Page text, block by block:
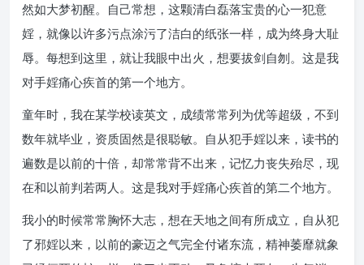
然如大梦初醒。自己常想，这颗清白磊落宝贵的心一犯意
婬，就像以许多污点涂污了洁白的纸张一样，成为终身大耻
辱。每想到这里，就让我眼中出火，想要拔剑自刎。这是我
对手婬痛心疾首的第一个地方。
童年时，我在某学校读英文，成绩常常列为优等超级，不到
数年就毕业，资质固然是很聪敏。自从犯手婬以来，读书的
遍数是以前的十倍，却常常背不出来，记忆力丧失殆尽，现
在和以前判若两人。这是我对手婬痛心疾首的第二个地方。
我小的时候常常胸怀大志，想在天地之间有所成立，自从犯
了邪婬以来，以前的豪迈之气完全付诸东流，精神萎靡就象